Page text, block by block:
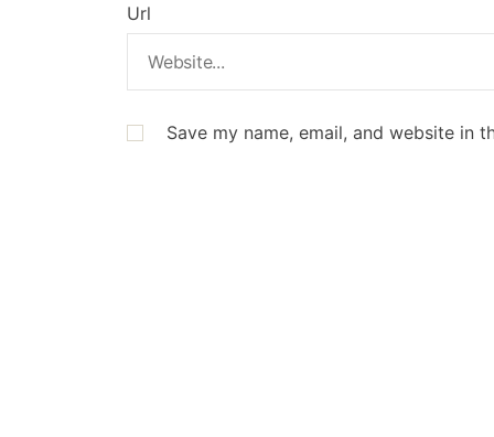
Url
Save my name, email, and website in